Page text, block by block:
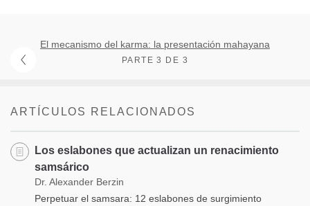
El mecanismo del karma: la presentación mahayana
PARTE 3 DE 3
ARTÍCULOS RELACIONADOS
Los eslabones que actualizan un renacimiento
samsárico
Dr. Alexander Berzin
Perpetuar el samsara: 12 eslabones de surgimiento